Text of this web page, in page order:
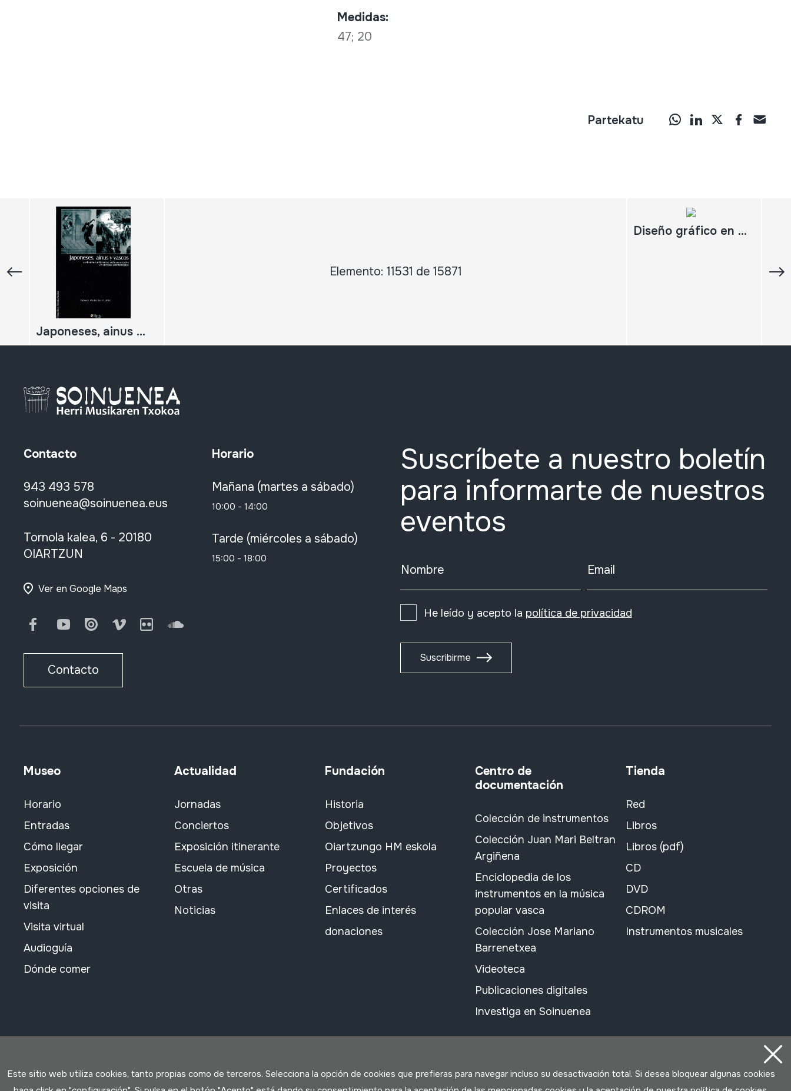
Medidas:
47; 20
Partekatu
Elemento: 11531 de 15871
Japoneses, ainus y vascos. Costumbres milenarias. Un enfoque antropológico
Diseño gráfico en el comercio de Valladolid 1850-1950 ; El diseño gráfico en el comercio de Valladolid 1850-1950 ; Tipografía y tipos en la publicidad impresa en el comercio de Valladolid. 1850-1950 ; Imprentas y maquinaria para impresión en Valladolid. 1850-1950 ; Catálogo: - Agricultura ; - Alimentación ; - Artes musicales ; - Bancos ; - Bares y cafés ; - Construcción ; - Educación ; - Energía ; - Fábricas ; - Fotografía ; - Higiene y limpieza ; - Hoteles ; - Imprentas ; - Indumentaria ; - Librerías ; - Perfumerías ; - Periódicos y revistas ; - Regalos , - Salud ; - Seguros ; - Transportes y vehículos ; - Turismo;
Contacto
943 493 578
soinuenea@soinuenea.eus
Tornola kalea, 6 - 20180
OIARTZUN
Ver en Google Maps
FacebookYoutubeIssuu Vimeo FlickrSoundCloud
Contacto
Horario
Mañana (martes a sábado)
10:00 - 14:00
Tarde (miércoles a sábado)
15:00 - 18:00
Suscríbete a nuestro boletín
para informarte de nuestros
eventos
Nombre Email
He leído y acepto la política de privacidad
Suscribirme
Museo
Horario
Entradas
Cómo llegar
Exposición
Diferentes opciones de
visita
Visita virtual
Audioguía
Dónde comer
Actualidad
Jornadas
Conciertos
Exposición itinerante
Escuela de música
Otras
Noticias
Fundación
Historia
Objetivos
Oiartzungo HM eskola
Proyectos
Certificados
Enlaces de interés
donaciones
Centro de
documentación
Colección de instrumentos
Colección Juan Mari Beltran
Argiñena
Enciclopedia de los
instrumentos en la música
popular vasca
Colección Jose Mariano
Barrenetxea
Videoteca
Publicaciones digitales
Investiga en Soinuenea
Tienda
Red
Libros
Libros (pdf)
CD
DVD
CDROM
Instrumentos musicales
Este sitio web utiliza cookies, tanto propias como de terceros. Selecciona la opción de cookies que prefieras para navegar incluso su desactivación total. Si desea bloquear algunas cookies